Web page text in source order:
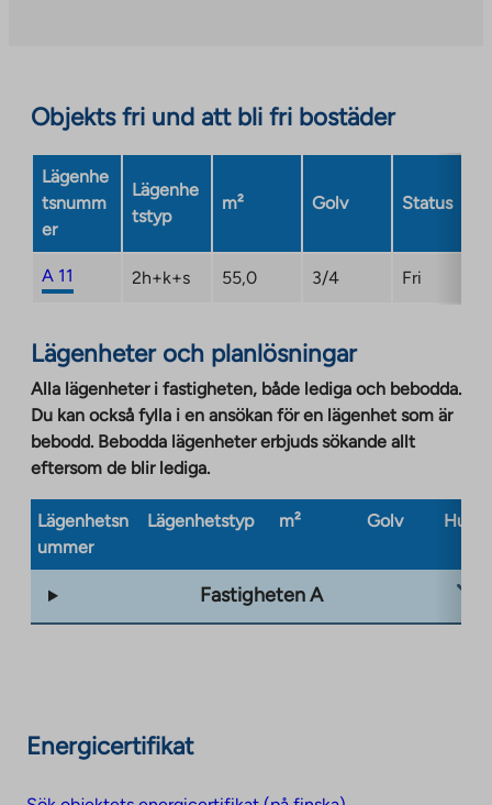
opens
in
a
tab
Objekts fri und att bli fri bostäder
Lägenhe
tsnumm
er
Lägenhe
tstyp
m² Golv Status
A 11 2h+k+s 55,0 3/4 Fri
Lägenheter och planlösningar
Alla lägenheter i fastigheten, både lediga och bebodda.
Du kan också fylla i en ansökan för en lägenhet som är
bebodd. Bebodda lägenheter erbjuds sökande allt
eftersom de blir lediga.
Lägenhetsn
ummer
Lägenhetstyp m² Golv
Fastigheten A
Energicertifikat